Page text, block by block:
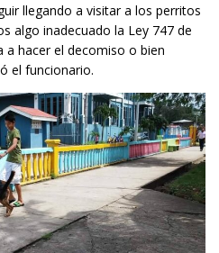
llegando a visitar a los perritos
algo inadecuado la Ley 747 de
a hacer el decomiso o bien
el funcionario.